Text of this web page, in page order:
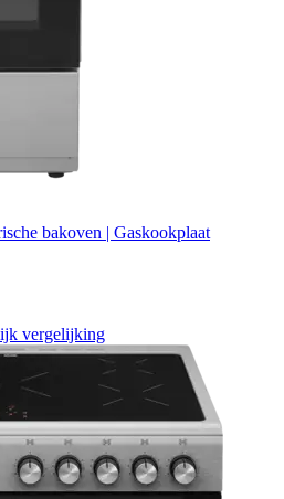
bakoven | Gaskookplaat
vergelijking